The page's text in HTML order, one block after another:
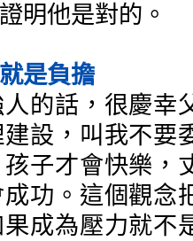
明他是對的。
是負擔
的話，很慶幸
設，叫我不要
子才會快樂，
功。這個觀念
成為壓力就不